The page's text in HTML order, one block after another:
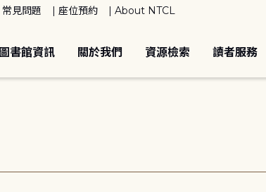
常見問題 座位預約 About NTCL
圖書館資訊 關於我們 資源檢索 讀者服務